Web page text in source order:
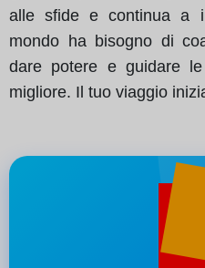
alle sfide e continua a
mondo ha bisogno di
dare potere e guidare
migliore. Il tuo viaggio